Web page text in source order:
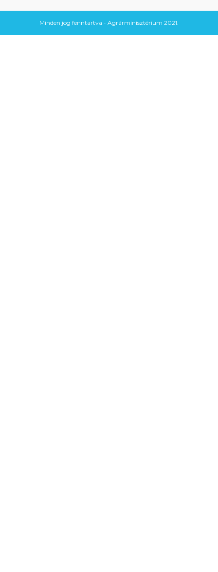
Minden jog fenntartva - Agrárminisztérium 2021.